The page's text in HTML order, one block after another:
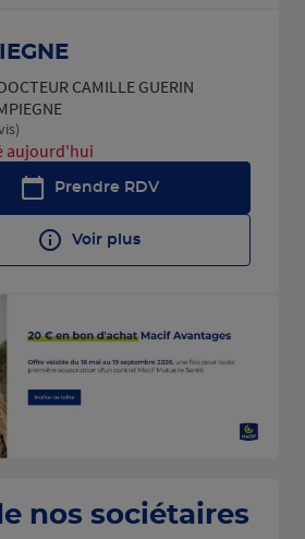
CAMILLE GUERIN
sur 5
aujourd'hui
Prendre RDV
Voir plus
nos sociétaires